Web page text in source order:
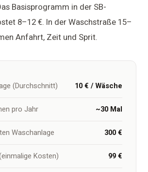
Basisprogramm in der SB-
8–12 €. In der Waschstraße 15–
Anfahrt, Zeit und Sprit.
(Durchschnitt) 10 € / Wäsche
pro Jahr ~30 Mal
Waschanlage 300 €
Kosten) 99 €